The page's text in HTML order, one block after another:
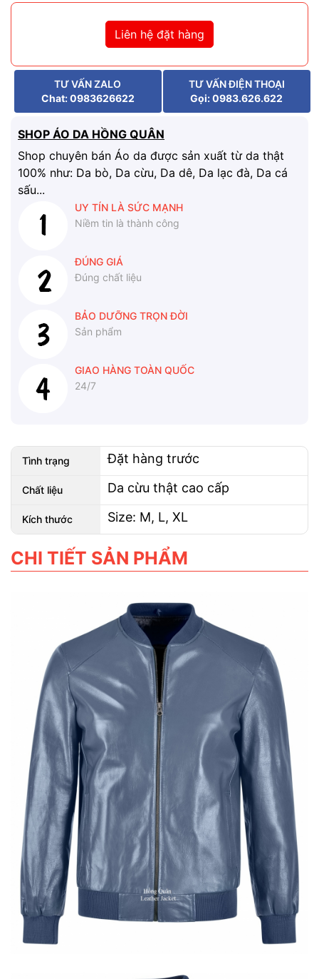
Liên hệ đặt hàng
TƯ VẤN ZALO
Chat: 0983626622
TƯ VẤN ĐIỆN THOẠI
Gọi: 0983.626.622
SHOP ÁO DA HỒNG QUÂN
Shop chuyên bán Áo da được sản xuất từ da thật
100% như: Da bò, Da cừu, Da dê, Da lạc đà, Da cá
sấu...
UY TÍN LÀ SỨC MẠNH
Niềm tin là thành công
ĐÚNG GIÁ
Đúng chất liệu
BẢO DƯỠNG TRỌN ĐỜI
Sản phẩm
GIAO HÀNG TOÀN QUỐC
24/7
Tình trạng Đặt hàng trước
Chất liệu Da cừu thật cao cấp
Kích thước Size: M, L, XL
CHI TIẾT SẢN PHẨM